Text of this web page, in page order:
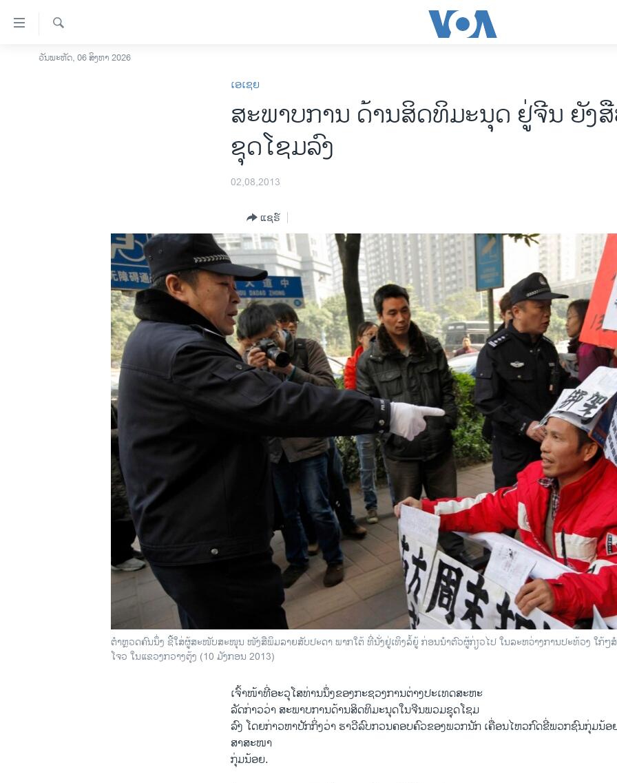
ລິ້ງ
ສຳຫລັບ
ໂຮມເພຈ
ອິດສະຫຼະພາບດ້ານການຂ່າວ
ວິທະຍາສາດ-ເທັກໂນໂລຈີ
ຄົ້ນຫາ
ວັນພະຫັດ, 06 ສິງຫາ 2026
ເອເຊຍ
ສະພາບການ ດ້ານສິດທິມະນຸດ ຢູ່ຈີນ ຍັງ
ຊຸດໂຊມລົງ
02,08,2013
ແຊຣ໌
ຕຳຫຼວດຄົນນຶ່ງ ຊີ້ໃສ່ຜູ້ສະໜັບສະໜຸນ ໜັງສືພິມລາຍສັບປະດາ ພາກໃຕ້ ທີ່ນັ່ງຢູ່ເທິງລໍ້ຍູ້ ກ່ອນນຳຕົວຜູ້ກ່ຽວໄປ ໃນລະຫວ່າງການປະທ້ວງ ໃກ້ໆ
ໂຈວ ໃນແຂວງກວາງຕຸ້ງ (10 ມັງກອນ 2013)
ເຈົ້າໜ້າທີ່ອະວຸໂສທ່ານນຶ່ງຂອງກະຊວງການຕ່າງປະເທດສະຫະ
ລັດກ່າວວ່າ ສະພາບການດ້ານສິດທິມະນຸດໃນຈີນພວມຊຸດໂຊມ
ລົງ ໂດຍກ່າວຫາປັກກິ່ງວ່າ ຮາວີລົບກວນຄອບຄົວຂອງພວກນັກ ເຄື່ອນໄຫວກົດຂີ່ພວກຊົນກຸ່ມນ້
ສາສະໜາ
ກຸ່ມນ້ອຍ.